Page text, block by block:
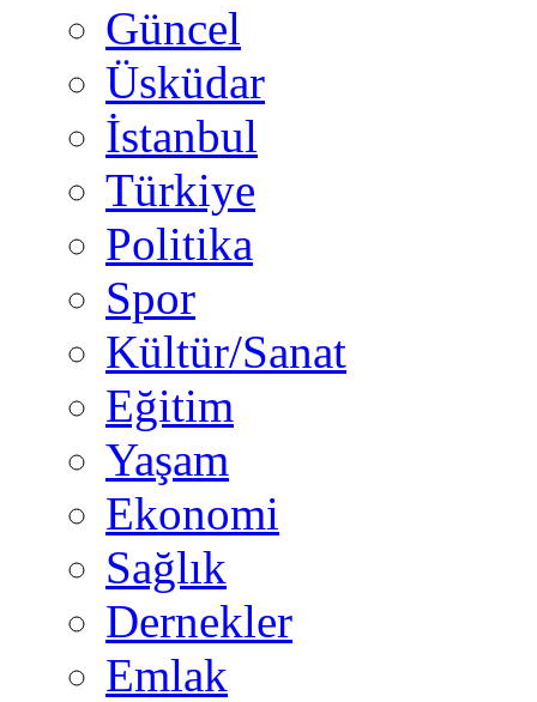
Güncel
Üsküdar
İstanbul
Türkiye
Politika
Spor
Kültür/Sanat
Eğitim
Yaşam
Ekonomi
Sağlık
Dernekler
Emlak